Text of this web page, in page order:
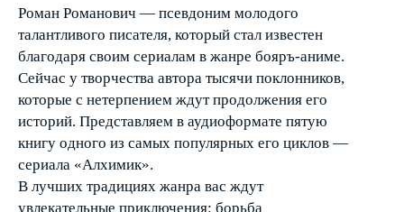
Роман Романович — псевдоним молодого
талантливого писателя, который стал известен
благодаря своим сериалам в жанре бояръ-аниме.
Сейчас у творчества автора тысячи поклонников,
которые с нетерпением ждут продолжения его
историй. Представляем в аудиоформате пятую
книгу одного из самых популярных его циклов —
сериала «Алхимик».
В лучших традициях жанра вас ждут
увлекательные приключения: борьба